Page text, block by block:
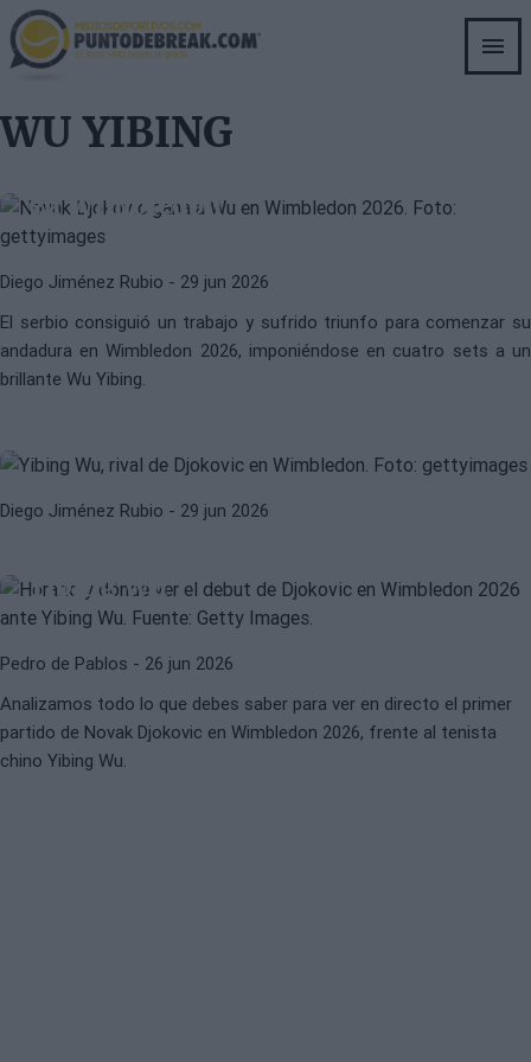
Skip
to
main
WU YIBING
Djokovic hace un ejercicio de
en Wimbledon
Diego Jiménez Rubio - 29 jun 2026
El serbio consiguió un trabajo y sufrido triunfo para comenzar su
andadura en Wimbledon 2026, imponiéndose en cuatro sets a un
brillante Wu Yibing.
WU YIBINGATP
Wu Yibing, primer rival de
Diego Jiménez Rubio - 29 jun 2026
Horario y dónde ver el debut de
Yibing Wu
Pedro de Pablos - 26 jun 2026
Analizamos todo lo que debes saber para ver en directo el primer
partido de Novak Djokovic en Wimbledon 2026, frente al tenista
chino Yibing Wu.